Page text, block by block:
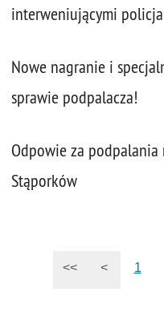
interweniującymi
Nowe nagranie i
sprawie podpalacza!
Odpowie za
Stąporków
<< < 1